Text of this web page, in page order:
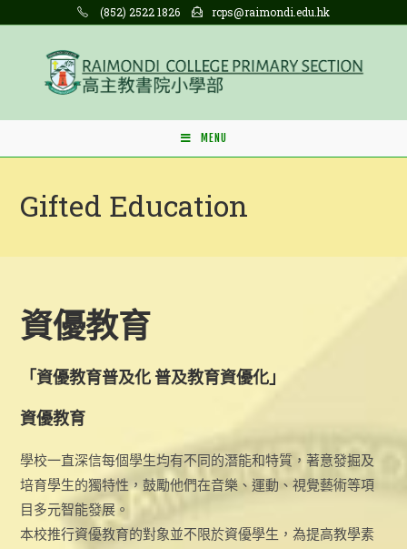
content
(852) 2522 1826 rcps@raimondi.edu.hk
MENU
Gifted Education
資優教育
「資優教育普及化 普及教育資優化」
資優教育
學校一直深信每個學生均有不同的潛能和特質，著意發掘及
培育學生的獨特性，鼓勵他們在音樂、運動、視覺藝術等項
目多元智能發展。
本校推行資優教育的對象並不限於資優學生，為提高教學素